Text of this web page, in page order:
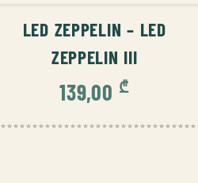
LED ZEPPELIN – LED
ZEPPELIN III
139,00 ₾